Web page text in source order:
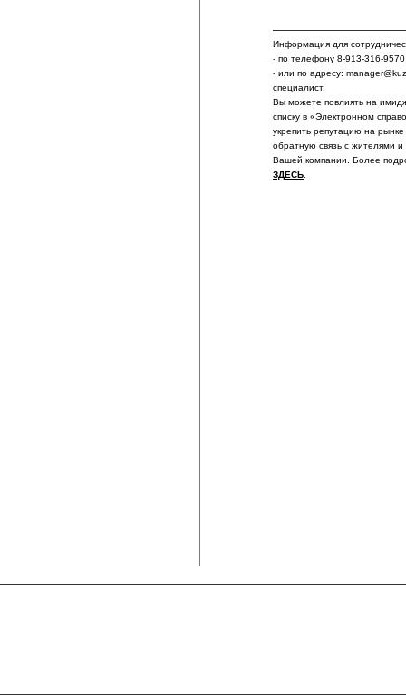
Информация для
- по телефону 8-913-316-9570
- или по адресу:
специалист.
Вы можете повлиять на
списку в «Электронном
укрепить репутацию на
обратную связь с жителями и
Вашей компании. Более
ЗДЕСЬ